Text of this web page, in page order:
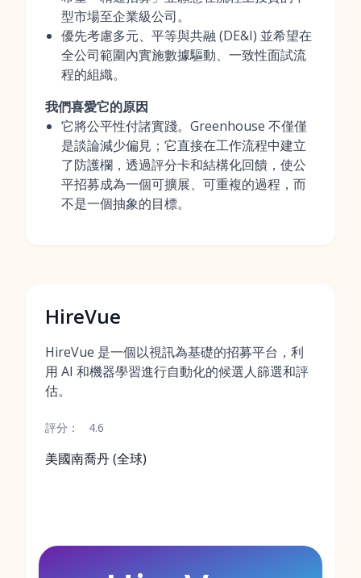
型市場至企業級公司。
優先考慮多元、平等與共融 (DE&I) 並希望在
全公司範圍內實施數據驅動、一致性面試流
程的組織。
我們喜愛它的原因
它將公平性付諸實踐。Greenhouse 不僅僅
是談論減少偏見；它直接在工作流程中建立
了防護欄，透過評分卡和結構化回饋，使公
平招募成為一個可擴展、可重複的過程，而
不是一個抽象的目標。
HireVue
HireVue 是一個以視訊為基礎的招募平台，利
用 AI 和機器學習進行自動化的候選人篩選和評
估。
評分： 4.6
美國南喬丹 (全球)